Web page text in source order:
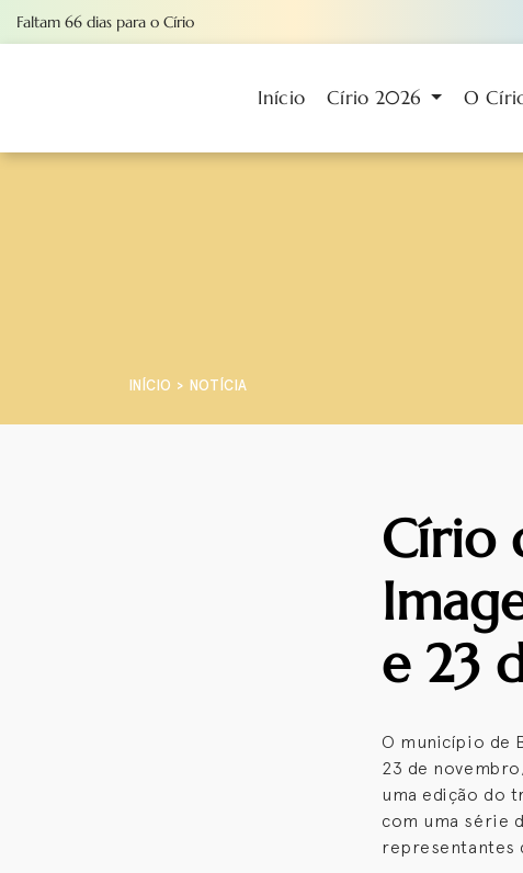
Faltam 66 dias para o Círio
Início Círio 2026 O
INÍCIO NOTÍCIA
Círio
e 23
O município de
23 de
uma edição do
com uma série
representantes